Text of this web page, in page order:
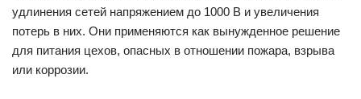
удлинения сетей напряжением до 1000 В и увеличения
потерь в них. Они применяются как вынужденное решение
для питания цехов, опасных в отношении пожара, взрыва
или коррозии.